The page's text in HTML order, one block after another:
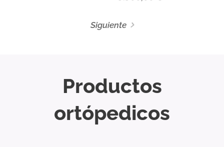
Siguiente
Productos
ortópedicos